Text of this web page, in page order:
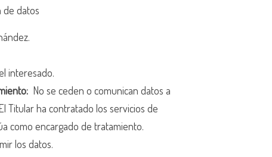
de datos
interesado.
No se ceden o comunican datos a
Titular ha contratado los servicios de
como encargado de tratamiento.
los datos.